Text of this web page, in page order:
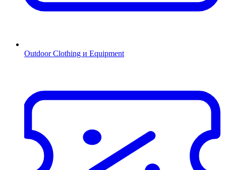
Outdoor Clothing и Equipment